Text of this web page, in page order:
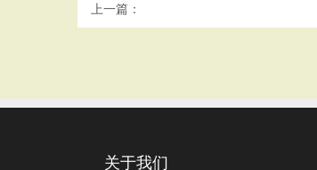
上一篇：
关于我们